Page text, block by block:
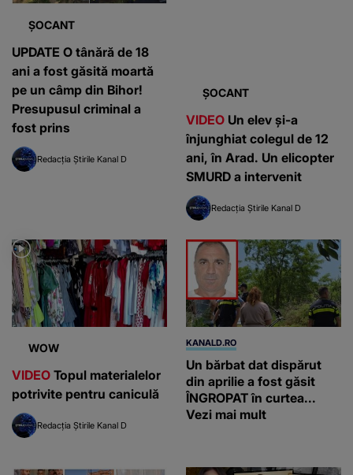
ȘOCANT
UPDATE O tânără de 18
ani a fost găsită moartă
pe un câmp din Bihor!
Presupusul criminal a
fost prins
Redacția Știrile Kanal D
ȘOCANT
VIDEO Un elev și-a
înjunghiat colegul de 12
ani, în Arad. Un elicopter
SMURD a intervenit
Redacția Știrile Kanal D
WOW
VIDEO Topul materialelor
potrivite pentru caniculă
Redacția Știrile Kanal D
KANALD.RO
Un bărbat dat dispărut
din aprilie a fost găsit
ÎNGROPAT în curtea...
Vezi mai mult